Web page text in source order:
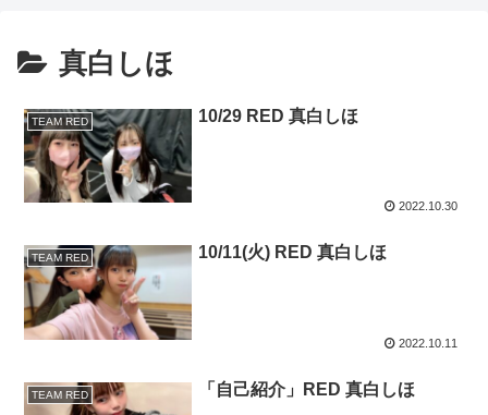
真白しほ
TEAM RED 10/29 RED 真白しほ
2022.10.30
TEAM RED 10/11(火) RED 真白しほ
2022.10.11
TEAM RED 「自己紹介」RED 真白しほ